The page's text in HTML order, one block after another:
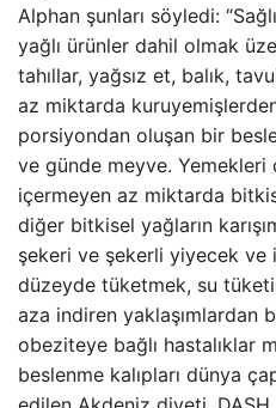
Alphan şunları söyledi:
yağlı ürünler dahil olmak
tahıllar, yağsız et, balık,
az miktarda
porsiyondan oluşan bir
ve günde meyve.
içermeyen az miktarda
diğer bitkisel yağların
şekeri ve şekerli yiyecek ve
düzeyde tüketmek, su
aza indiren yaklaşımlardan
obeziteye bağlı hastalıklar
beslenme kalıpları dünya